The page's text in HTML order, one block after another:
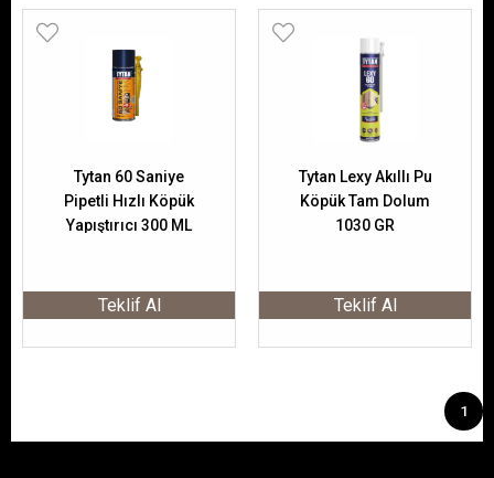
Tytan 60 Saniye
Pipetli Hızlı Köpük
Yapıştırıcı 300 ML
Teklif Al
Tytan Lexy Akıllı Pu
Köpük Tam Dolum
1030 GR
Teklif Al
1